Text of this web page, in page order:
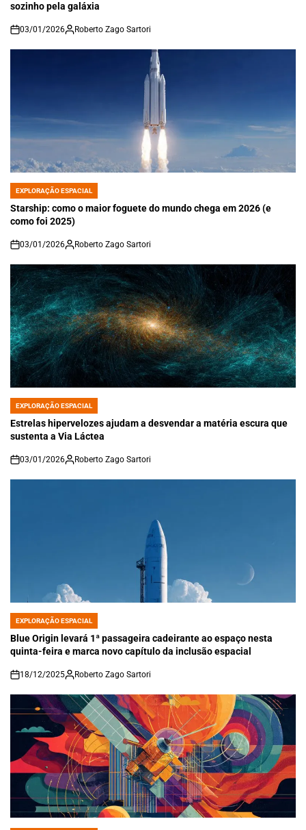
sozinho pela galáxia
on
03/01/2026 Roberto Zago Sartori
POSTED
IN
EXPLORAÇÃO ESPACIAL
Starship: como o maior foguete do mundo chega em 2026 (e
como foi 2025)
on
03/01/2026 Roberto Zago Sartori
POSTED
IN
EXPLORAÇÃO ESPACIAL
Estrelas hipervelozes ajudam a desvendar a matéria escura que
sustenta a Via Láctea
on
03/01/2026 Roberto Zago Sartori
POSTED
IN
EXPLORAÇÃO ESPACIAL
Blue Origin levará 1ª passageira cadeirante ao espaço nesta
quinta-feira e marca novo capítulo da inclusão espacial
on
18/12/2025 Roberto Zago Sartori